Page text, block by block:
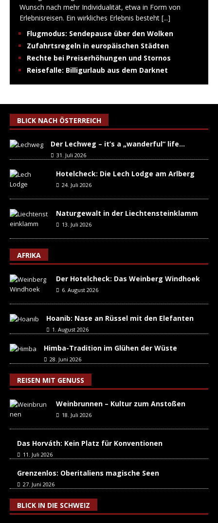
Wunsch nach mehr Individualität, etwa in Form von
Erlebnisreisen. Ein wirkliches Erlebnis besteht [...]
Flugmodus: Sendepause über den Wolken
Zufahrtsregeln in europäischen Städten
Rechte bei Preiserhöhungen und Stornos
Reisefalle: Billigurlaub aus dem Darknet
BLICK NACH ÖSTERREICH
Der Lechweg – it’s a „wanderful“ life…
31. Juli 2026
Hotelcheck: Die Lech Lodge am Arlberg
24. Juli 2026
Naturgewalt in der Liechtensteinklamm
13. Juli 2026
AFRIKA
Der Hotelcheck: Das Weinberg Windhoek
6. August 2026
Hoanib: Nase an Rüssel mit den Elefanten
1. August 2026
Himba-Tradition im Glühen der Wüste
28. Juni 2026
REISEN MIT GENUSS
Weinbrunnen – Kultur zum Anstoßen
18. Juli 2026
Das Horváth: Kein Platz für Konventionen
11. Juli 2026
Grenzenlos: Oberitaliens magische Seen
27. Juni 2026
BLICK IN DIE SCHWEIZ